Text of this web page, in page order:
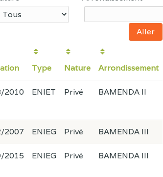
Type Nature Arrondissement
2010 ENIET Privé BAMENDA II
2007 ENIEG Privé BAMENDA III
2015 ENIEG Privé BAMENDA III